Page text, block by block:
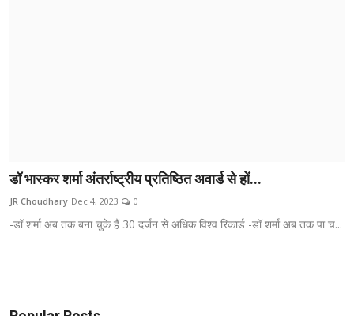
डॉ भास्कर शर्मा अंतर्राष्ट्रीय प्रतिष्ठित अवार्ड से हों...
JR Choudhary Dec 4, 2023 0
-डॉ शर्मा अब तक बना चुके हैं 30 दर्जन से अधिक विश्व रिकार्ड -डॉ शर्मा अब तक पा च...